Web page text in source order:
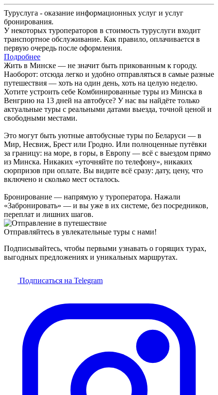
Туруслуга - оказание информационных услуг и услуг
бронирования.
У некоторых туроператоров в стоимость туруслуги входит
транспортное обслуживание. Как правило, оплачивается в
первую очередь после оформления.
Подробнее
Жить в Минске — не значит быть прикованным к городу.
Наоборот: отсюда легко и удобно отправляться в самые разные
путешествия — хоть на один день, хоть на целую неделю.
Хотите устроить себе Комбинированные туры из Минска в
Венгрию на 13 дней на автобусе? У нас вы найдёте только
актуальные туры с реальными датами выезда, точной ценой и
свободными местами.
Это могут быть уютные автобусные туры по Беларуси — в
Мир, Несвиж, Брест или Гродно. Или полноценные путёвки
за границу: на море, в горы, в Европу — всё с выездом прямо
из Минска. Никаких «уточняйте по телефону», никаких
сюрпризов при оплате. Вы видите всё сразу: дату, цену, что
включено и сколько мест осталось.
Бронирование — напрямую у туроператора. Нажали
«Забронировать» — и вы уже в их системе, без посредников,
переплат и лишних шагов.
Отправляйтесь в увлекательные туры с нами!
Подписывайтесь, чтобы первыми узнавать о горящих турах,
выгодных предложениях и уникальных маршрутах.
Подписаться на Telegram